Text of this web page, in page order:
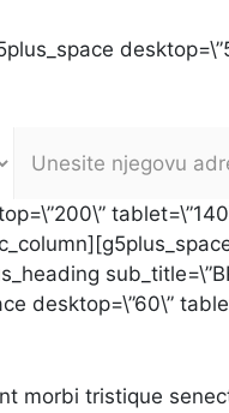
desktop=\”60\”
morbi tristique